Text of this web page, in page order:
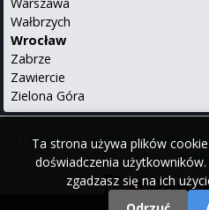
Ta strona używa plików
doświadczenia
zgadzasz się na ich
Wałbrzych
Wrocław
Zabrze
Zawiercie
Zielona Góra
O serwisie•Polityka prywatności